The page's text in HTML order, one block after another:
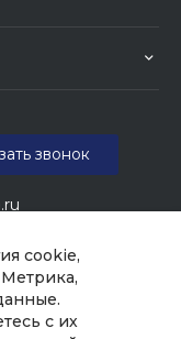
cookie,
с их
д. 39
звонок